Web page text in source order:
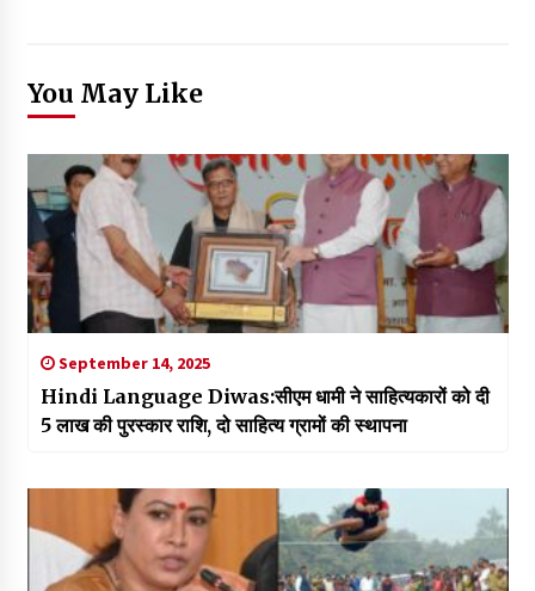
You May Like
September 14, 2025
Hindi Language Diwas:सीएम धामी ने साहित्यकारों को दी
₹5 लाख की पुरस्कार राशि, दो साहित्य ग्रामों की स्थापना